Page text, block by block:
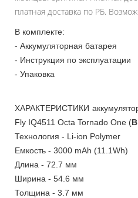
платная доставка по РБ.
В комплекте:
- Аккумуляторная батарея
- Инструкция по эксплуатации
- Упаковка
ХАРАКТЕРИСТИКИ
Fly IQ4511 Octa Tornado One (
Технология - Li-ion Polymer
Емкость - 3000 mAh (11.1Wh)
Длина - 72.7 мм
Ширина - 54.6 мм
Толщина - 3.7 мм